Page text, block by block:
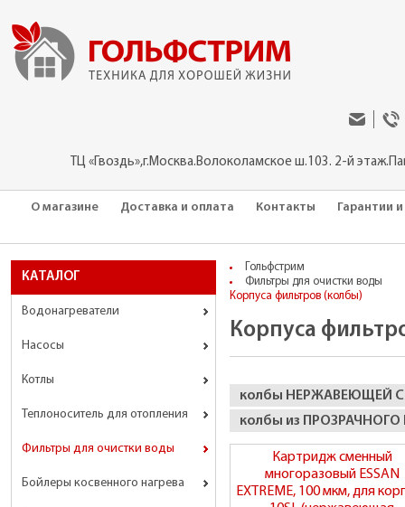
ТЦ «Гвоздь»,г.Москва.Волоколамское ш.103. 2-й
О магазине Доставка и оплата Контакты Гарантии
КАТАЛОГ
Водонагреватели
Насосы
Котлы
Теплоноситель для отопления
Фильтры для очистки воды
Бойлеры косвенного нагрева
Гольфстрим
Фильтры для очистки воды
Корпуса фильтров (колбы)
Корпуса
колбы НЕРЖАВЕЮЩЕЙ
колбы из
Картридж сменный
многоразовый ESSAN
EXTREME, 100 мкм, для